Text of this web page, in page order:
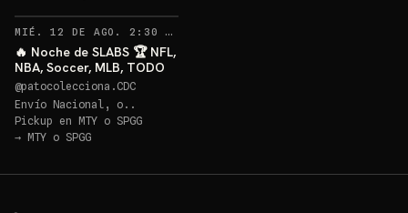
MIÉ. 12 DE AGO. 2:30 AM
🔥 Noche de SLABS 🏆 NFL,
NBA, Soccer, MLB, TODO
@patocolecciona.CDC
Envío Nacional, o..
Pickup en MTY o SPGG
→ MTY o SPGG